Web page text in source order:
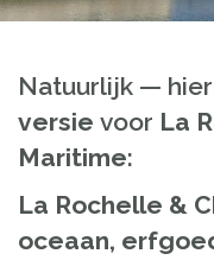
Natuurlijk —
versie voor La
Maritime:
La Rochelle &
oceaan,